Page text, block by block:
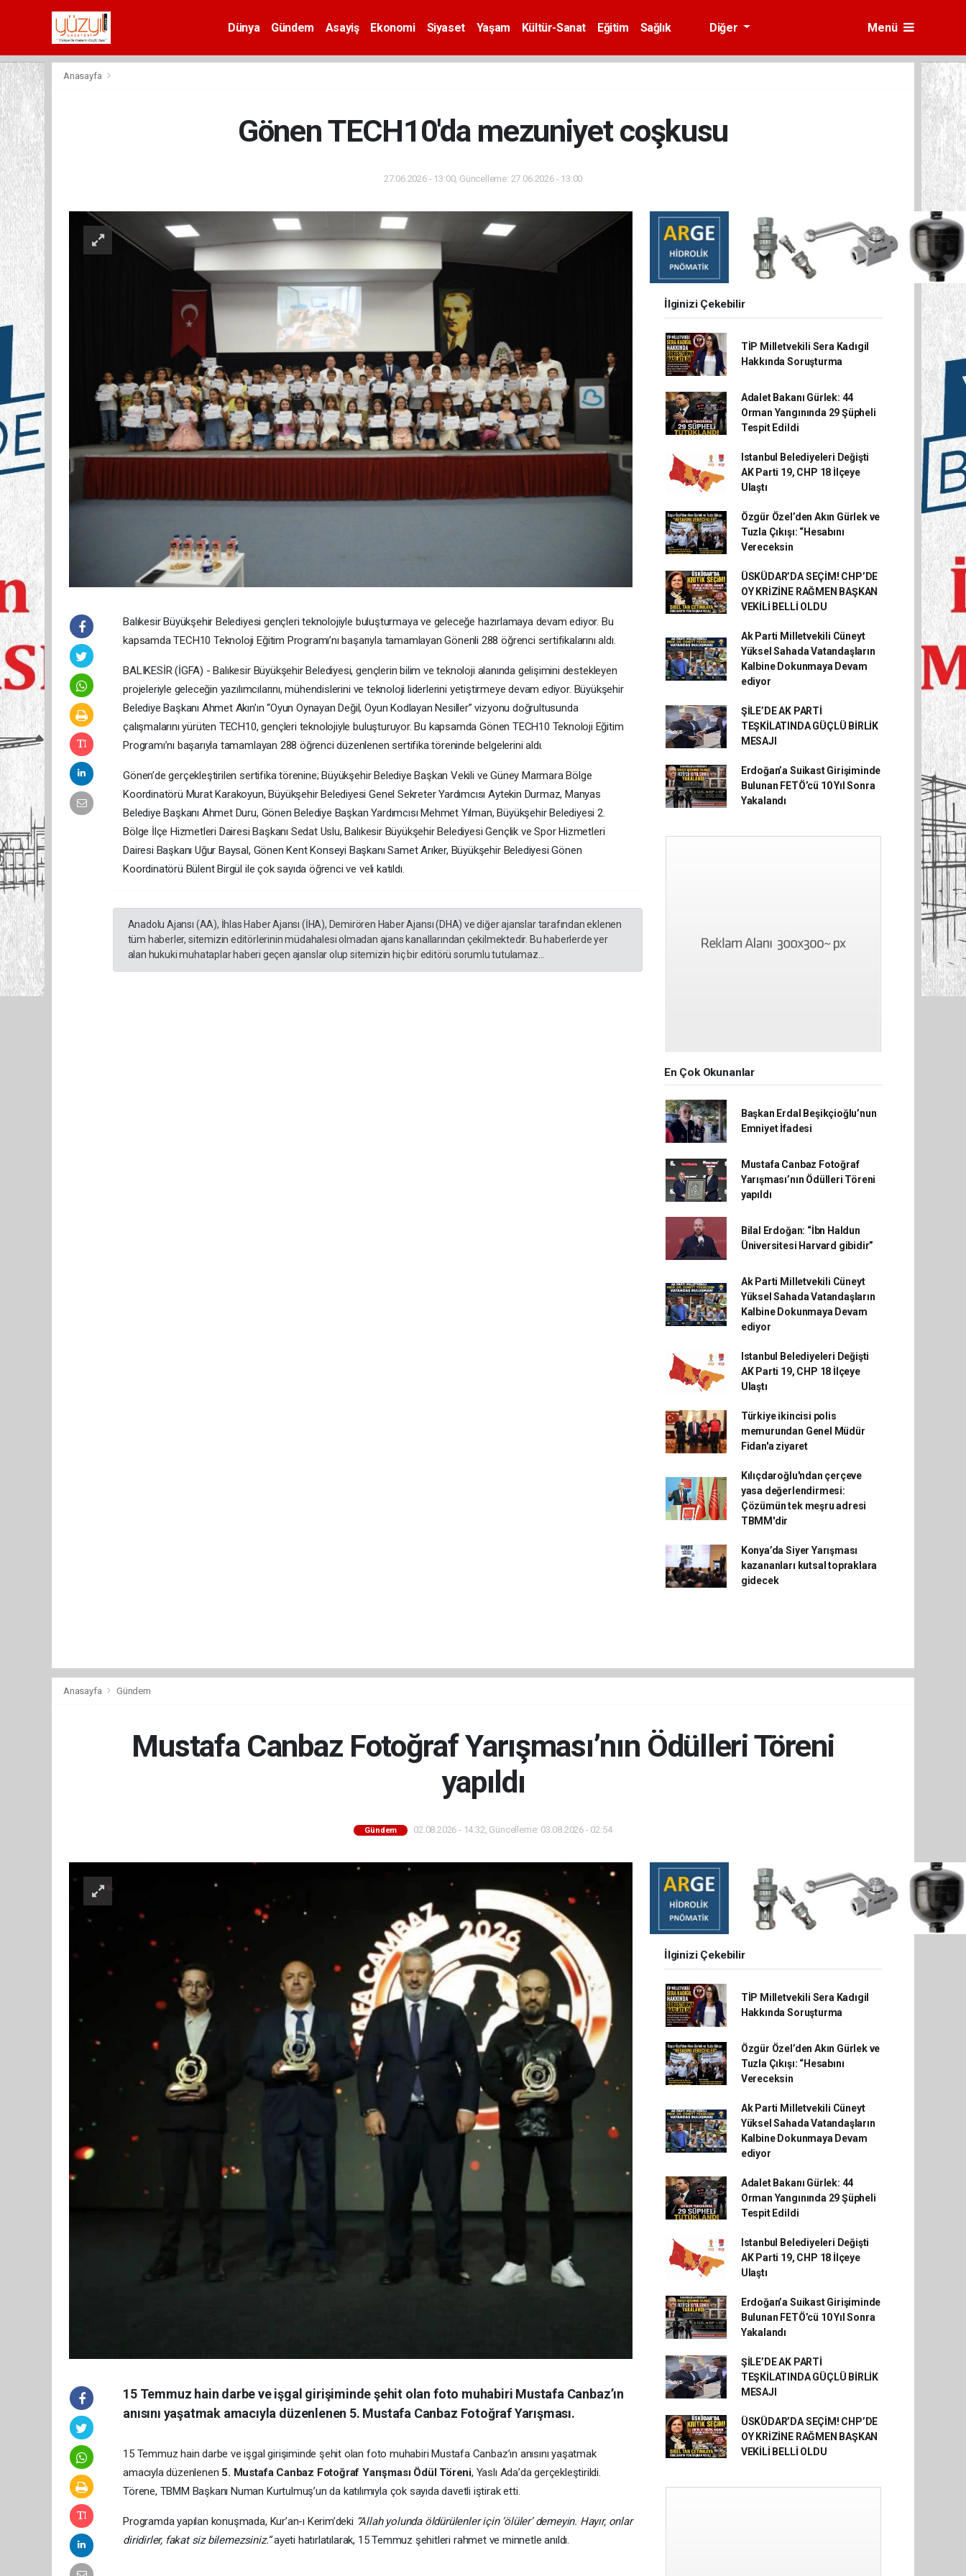
Dünya Gündem Asayiş Ekonomi Siyaset Yaşam Kültür-Sanat Eğitim
Sağlık
Diğer Menü
Anasayfa
Gönen TECH10'da mezuniyet coşkusu
27.06.2026 - 13:00, Güncelleme: 27.06.2026 - 13:00
Balıkesir Büyükşehir Belediyesi gençleri teknolojiyle buluşturmaya ve geleceğe hazırlamaya devam ediyor. Bu
kapsamda TECH10 Teknoloji Eğitim Programı’nı başarıyla tamamlayan Gönenli 288 öğrenci sertifikalarını aldı.
BALIKESİR (İGFA) - Balıkesir Büyükşehir Belediyesi, gençlerin bilim ve teknoloji alanında gelişimini destekleyen
projeleriyle geleceğin yazılımcılarını, mühendislerini ve teknoloji liderlerini yetiştirmeye devam ediyor. Büyükşehir
Belediye Başkanı Ahmet Akın’ın “Oyun Oynayan Değil, Oyun Kodlayan Nesiller” vizyonu doğrultusunda
çalışmalarını yürüten TECH10, gençleri teknolojiyle buluşturuyor. Bu kapsamda Gönen TECH10 Teknoloji Eğitim
Programı’nı başarıyla tamamlayan 288 öğrenci düzenlenen sertifika töreninde belgelerini aldı.
Gönen’de gerçekleştirilen sertifika törenine; Büyükşehir Belediye Başkan Vekili ve Güney Marmara Bölge
Koordinatörü Murat Karakoyun, Büyükşehir Belediyesi Genel Sekreter Yardımcısı Aytekin Durmaz, Manyas
Belediye Başkanı Ahmet Duru, Gönen Belediye Başkan Yardımcısı Mehmet Yılman, Büyükşehir Belediyesi 2.
Bölge İlçe Hizmetleri Dairesi Başkanı Sedat Uslu, Balıkesir Büyükşehir Belediyesi Gençlik ve Spor Hizmetleri
Dairesi Başkanı Uğur Baysal, Gönen Kent Konseyi Başkanı Samet Arıker, Büyükşehir Belediyesi Gönen
Koordinatörü Bülent Birgül ile çok sayıda öğrenci ve veli katıldı.
Anadolu Ajansı (AA), İhlas Haber Ajansı (İHA), Demirören Haber Ajansı (DHA) ve diğer ajanslar tarafından eklenen
tüm haberler, sitemizin editörlerinin müdahalesi olmadan ajans kanallarından çekilmektedir. Bu haberlerde yer
alan hukuki muhataplar haberi geçen ajanslar olup sitemizin hiç bir editörü sorumlu tutulamaz...
İlginizi Çekebilir
TİP Milletvekili Sera Kadıgil
Hakkında Soruşturma
Adalet Bakanı Gürlek: 44
Orman Yangınında 29 Şüpheli
Tespit Edildi
Istanbul Belediyeleri Değişti
AK Parti 19, CHP 18 İlçeye
Ulaştı
Özgür Özel’den Akın Gürlek ve
Tuzla Çıkışı: “Hesabını
Vereceksin
ÜSKÜDAR’DA SEÇİM! CHP’DE
OY KRİZİNE RAĞMEN BAŞKAN
VEKİLİ BELLİ OLDU
Ak Parti Milletvekili Cüneyt
Yüksel Sahada Vatandaşların
Kalbine Dokunmaya Devam
ediyor
ŞİLE’DE AK PARTİ
TEŞKİLATINDA GÜÇLÜ BİRLİK
MESAJI
Erdoğan’a Suikast Girişiminde
Bulunan FETÖ’cü 10 Yıl Sonra
Yakalandı
En Çok Okunanlar
Başkan Erdal Beşikçioğlu’nun
Emniyet İfadesi
Mustafa Canbaz Fotoğraf
Yarışması’nın Ödülleri Töreni
yapıldı
Bilal Erdoğan: “İbn Haldun
Üniversitesi Harvard gibidir”
Ak Parti Milletvekili Cüneyt
Yüksel Sahada Vatandaşların
Kalbine Dokunmaya Devam
ediyor
Istanbul Belediyeleri Değişti
AK Parti 19, CHP 18 İlçeye
Ulaştı
Türkiye ikincisi polis
memurundan Genel Müdür
Fidan'a ziyaret
Kılıçdaroğlu'ndan çerçeve
yasa değerlendirmesi:
Çözümün tek meşru adresi
TBMM'dir
Konya’da Siyer Yarışması
kazananları kutsal topraklara
gidecek
Anasayfa Gündem
Mustafa Canbaz Fotoğraf Yarışması’nın Ödülleri Töreni
yapıldı
Gündem 02.08.2026 - 14:32, Güncelleme: 03.08.2026 - 02:54
15 Temmuz hain darbe ve işgal girişiminde şehit olan foto muhabiri Mustafa Canbaz’ın
anısını yaşatmak amacıyla düzenlenen 5. Mustafa Canbaz Fotoğraf Yarışması.
15 Temmuz hain darbe ve işgal girişiminde şehit olan foto muhabiri Mustafa Canbaz’ın anısını yaşatmak
amacıyla düzenlenen 5. Mustafa Canbaz Fotoğraf Yarışması Ödül Töreni, Yaslı Ada’da gerçekleştirildi.
Törene, TBMM Başkanı Numan Kurtulmuş’un da katılımıyla çok sayıda davetli iştirak etti.
Programda yapılan konuşmada, Kur’an-ı Kerim’deki “Allah yolunda öldürülenler için ‘ölüler’ demeyin. Hayır, onlar
diridirler, fakat siz bilemezsiniz.”ayeti hatırlatılarak, 15 Temmuz şehitleri rahmet ve minnetle anıldı.
İlginizi Çekebilir
TİP Milletvekili Sera Kadıgil
Hakkında Soruşturma
Özgür Özel’den Akın Gürlek ve
Tuzla Çıkışı: “Hesabını
Vereceksin
Ak Parti Milletvekili Cüneyt
Yüksel Sahada Vatandaşların
Kalbine Dokunmaya Devam
ediyor
Adalet Bakanı Gürlek: 44
Orman Yangınında 29 Şüpheli
Tespit Edildi
Istanbul Belediyeleri Değişti
AK Parti 19, CHP 18 İlçeye
Ulaştı
Erdoğan’a Suikast Girişiminde
Bulunan FETÖ’cü 10 Yıl Sonra
Yakalandı
ŞİLE’DE AK PARTİ
TEŞKİLATINDA GÜÇLÜ BİRLİK
MESAJI
ÜSKÜDAR’DA SEÇİM! CHP’DE
OY KRİZİNE RAĞMEN BAŞKAN
VEKİLİ BELLİ OLDU